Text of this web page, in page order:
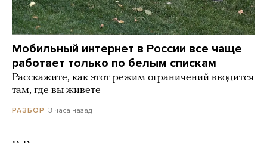
Мобильный интернет в России все чаще
работает только по белым спискам
Расскажите, как этот режим ограничений вводится
там, где вы живете
РАЗБОР 3 часа назад